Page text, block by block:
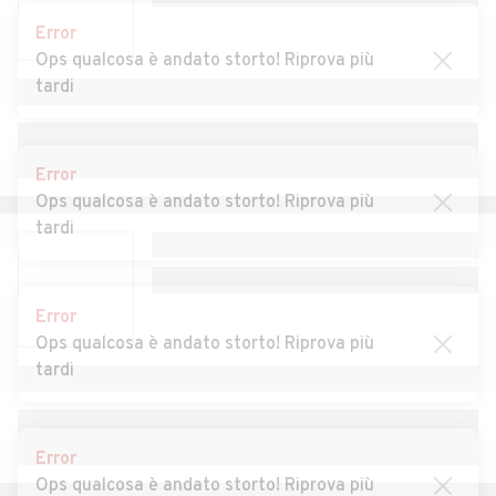
Auto usate Copiano
Auto usate Cornale e
Bastida
Auto usate Corteolona e
Quirico
Auto usate Cozzo Auto usate Cura Carpignano
Auto usate Filighera Auto usate Fortunago
Auto usate Frascarolo
Auto usate Garlasco
Error
Ops qualcosa è andato storto! Riprova più
tardi
Error
Ops qualcosa è andato storto! Riprova più
tardi
Error
Ops qualcosa è andato storto! Riprova più
tardi
Error
Ops qualcosa è andato storto! Riprova più